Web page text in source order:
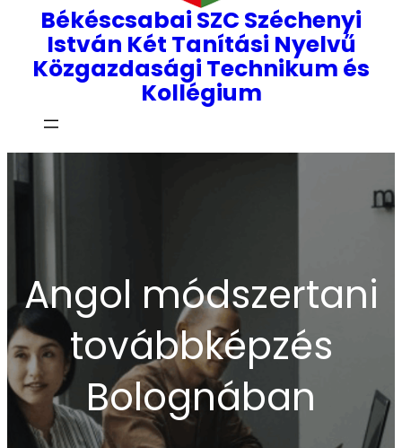
Békéscsabai SZC Széchenyi
István Két Tanítási Nyelvű
Közgazdasági Technikum és
Kollégium
Angol módszertani
továbbképzés
Bolognában